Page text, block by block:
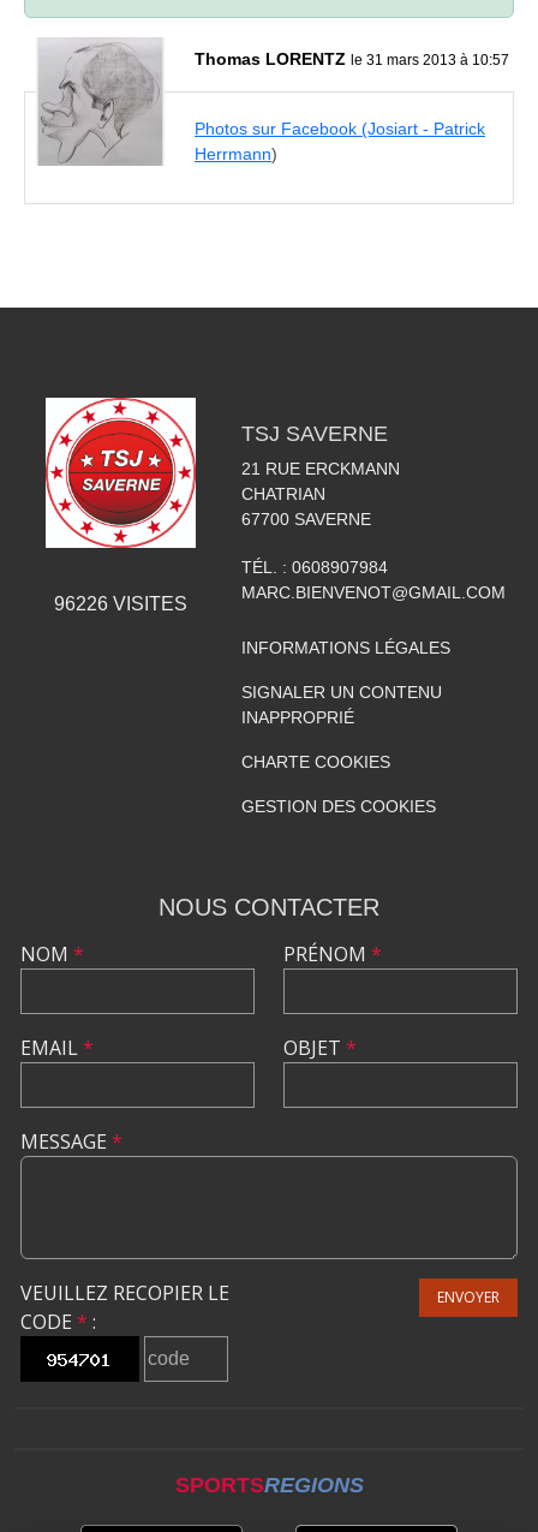
Thomas LORENTZ le 31 mars 2013 à 10:57
Photos sur Facebook (Josiart - Patrick
Herrmann)
96226VISITES
TSJ SAVERNE
21 RUE ERCKMANN
CHATRIAN
67700 SAVERNE
TÉL. : 0608907984
MARC.BIENVENOT@GMAIL.COM
INFORMATIONS LÉGALES
SIGNALER UN CONTENU
INAPPROPRIÉ
CHARTE COOKIES
GESTION DES COOKIES
NOUS CONTACTER
NOM *
EMAIL*
PRÉNOM *
OBJET *
MESSAGE *
VEUILLEZ RECOPIER LE
CODE * :
ENVOYER
SPORTSREGIONS